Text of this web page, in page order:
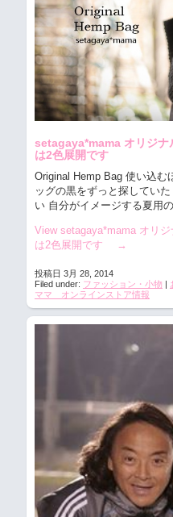
setagaya*mama オリジ
は2色展開です
Original Hemp Bag 使い込む
ッグの黒をずっと探してい
い 自分がイメージする夏用
View setagaya*mama オリ
は2色展開です
→
投稿日 3月 28, 2014
Filed under: ファッション・小物 |
ママ オンラインストア情報